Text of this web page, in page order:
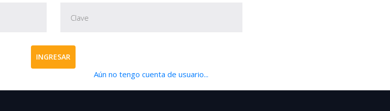
INGRESAR
Aún no tengo cuenta de usuario...